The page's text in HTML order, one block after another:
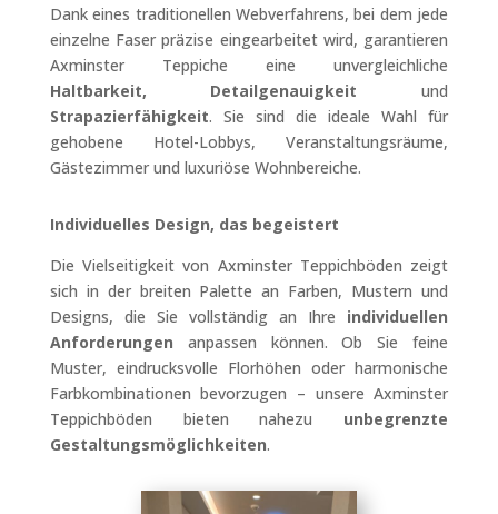
Dank eines traditionellen Webverfahrens, bei dem jede
einzelne Faser präzise eingearbeitet wird, garantieren
Axminster Teppiche eine unvergleichliche
Haltbarkeit, Detailgenauigkeit und
Strapazierfähigkeit. Sie sind die ideale Wahl für
gehobene Hotel-Lobbys, Veranstaltungsräume,
Gästezimmer und luxuriöse Wohnbereiche.
Individuelles Design, das begeistert
Die Vielseitigkeit von Axminster Teppichböden zeigt
sich in der breiten Palette an Farben, Mustern und
Designs, die Sie vollständig an Ihre individuellen
Anforderungen anpassen können. Ob Sie feine
Muster, eindrucksvolle Florhöhen oder harmonische
Farbkombinationen bevorzugen – unsere Axminster
Teppichböden bieten nahezu unbegrenzte
Gestaltungsmöglichkeiten.